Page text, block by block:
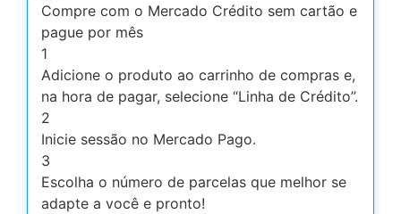
Compre com o Mercado Crédito sem cartão e
pague por mês
1
Adicione o produto ao carrinho de compras e,
na hora de pagar, selecione “Linha de Crédito”.
2
Inicie sessão no Mercado Pago.
3
Escolha o número de parcelas que melhor se
adapte a você e pronto!